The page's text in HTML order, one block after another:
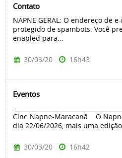
Contato
NAPNE GERAL: O endereço de
protegido de spambots. Você
enabled para...
30/03/20 16h43
Eventos
Cine Napne-Maracanã O
dia 22/06/2026, mais uma
30/03/20 16h42